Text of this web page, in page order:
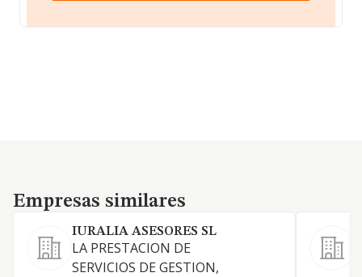
Empresas similares
Empresas similares
IURALIA ASESORES SL
LA PRESTACION DE
SERVICIOS DE GESTION,